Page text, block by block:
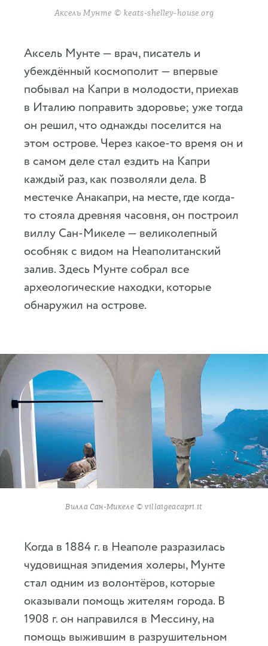
Аксель Мунте © keats-shelley-house.org
Аксель Мунте — врач, писатель и
убеждённый космополит — впервые
побывал на Капри в молодости, приехав
в Италию поправить здоровье; уже тогда
он решил, что однажды поселится на
этом острове. Через какое-то время он и
в самом деле стал ездить на Капри
каждый раз, как позволяли дела. В
местечке Анакапри, на месте, где когда-
то стояла древняя часовня, он построил
виллу Сан-Микеле — великолепный
особняк с видом на Неаполитанский
залив. Здесь Мунте собрал все
археологические находки, которые
обнаружил на острове.
Вилла Сан-Микеле © villaigeacapri.it
Когда в 1884 г. в Неаполе разразилась
чудовищная эпидемия холеры, Мунте
стал одним из волонтёров, которые
оказывали помощь жителям города. В
1908 г. он направился в Мессину, на
помощь выжившим в разрушительном